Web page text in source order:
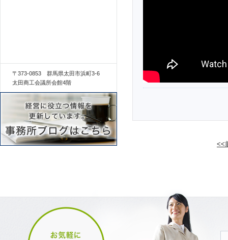
<<
〒373-0853 群馬県太田市浜町3-6
太田商工会議所会館4階